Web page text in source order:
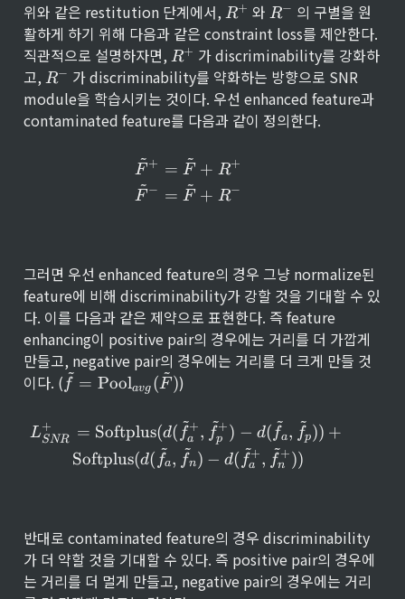
위와 같은 restitution 단계에서, R
+
R+ 와 R
^
-
R− 의 구별을 원
활하게 하기 위해 다음과 같은 constraint loss를 제안한다.
직관적으로 설명하자면, R
^
+
R+ 가 discriminability를 강화하
고, R
^
-
R− 가 discriminability를 약화하는 방향으로 SNR
module을 학습시키는 것이다. 우선 enhanced feature과
contaminated feature를 다음과 같이 정의한다.
\tilde{F}^+ = \tilde{F} +
F
~+ = F
~
+ R+
F
~− = F
~
+ R−
그러면 우선 enhanced feature의 경우 그냥 normalize된
feature에 비해 discriminability가 강할 것을 기대할 수 있
다. 이를 다음과 같은 제약으로 표현한다. 즉 feature
enhancing이 positive pair의 경우에는 거리를 더 가깝게
만들고, negative pair의 경우에는 거리를 더 크게 만들 것
이다. (\
ti
d
e
\
te
x
t
f
~
= Poolavg (F
~
))
L_{SNR}^+ =
LSNR
+ = Softplus(d( f
~
a
+, f
~
p
+) − d( f
~
a, f
~
p)) +
Softplus(d( f
~
a, f
~
n) − d( f
~
a
+, f
~
n
+))
반대로 contaminated feature의 경우 discriminability
가 더 약할 것을 기대할 수 있다. 즉 positive pair의 경우에
는 거리를 더 멀게 만들고, negative pair의 경우에는 거리